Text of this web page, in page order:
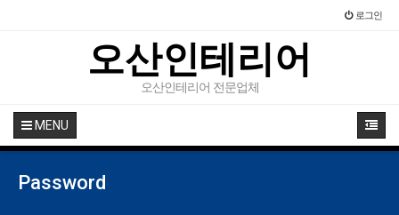
로그인
오산인테리어
오산인테리어 전문업체
MENU
Password